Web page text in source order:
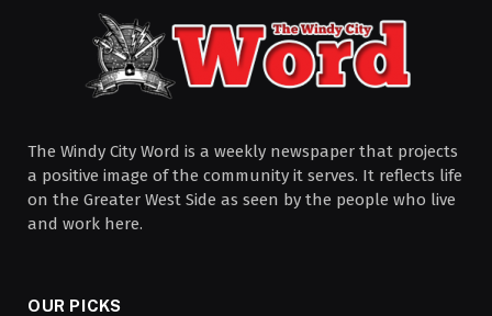
The Windy City Word is a weekly newspaper that projects
a positive image of the community it serves. It reflects life
on the Greater West Side as seen by the people who live
and work here.
OUR PICKS